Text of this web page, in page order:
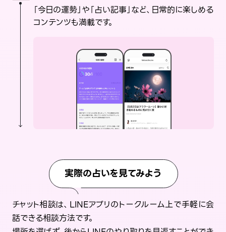
「今日の運勢」や「占い記事」など、日常的に楽しめる
コンテンツも満載です。
実際の占いを見てみよう
チャット相談は、LINEアプリのトークルーム上で手軽に会
話できる相談方法です。